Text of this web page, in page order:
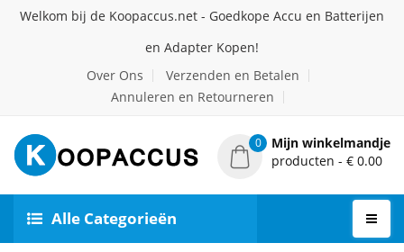
Welkom bij de Koopaccus.net - Goedkope Accu en Batterijen
en Adapter Kopen!
Over Ons
Verzenden en Betalen
Annuleren en Retourneren
0
Mijn winkelmandje
producten - € 0.00
Alle Categorieën